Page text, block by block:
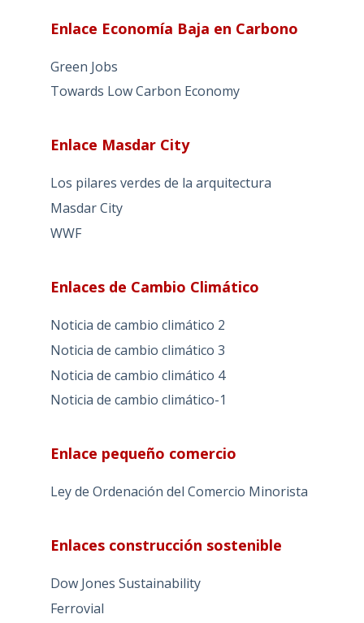
Enlace Economía Baja en Carbono
Green Jobs
Towards Low Carbon Economy
Enlace Masdar City
Los pilares verdes de la arquitectura
Masdar City
WWF
Enlaces de Cambio Climático
Noticia de cambio climático 2
Noticia de cambio climático 3
Noticia de cambio climático 4
Noticia de cambio climático-1
Enlace pequeño comercio
Ley de Ordenación del Comercio Minorista
Enlaces construcción sostenible
Dow Jones Sustainability
Ferrovial